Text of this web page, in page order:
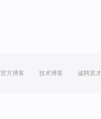
官方博客 技术博客 诚聘英才